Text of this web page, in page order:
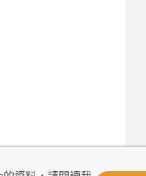
2011-2026 著作權所有